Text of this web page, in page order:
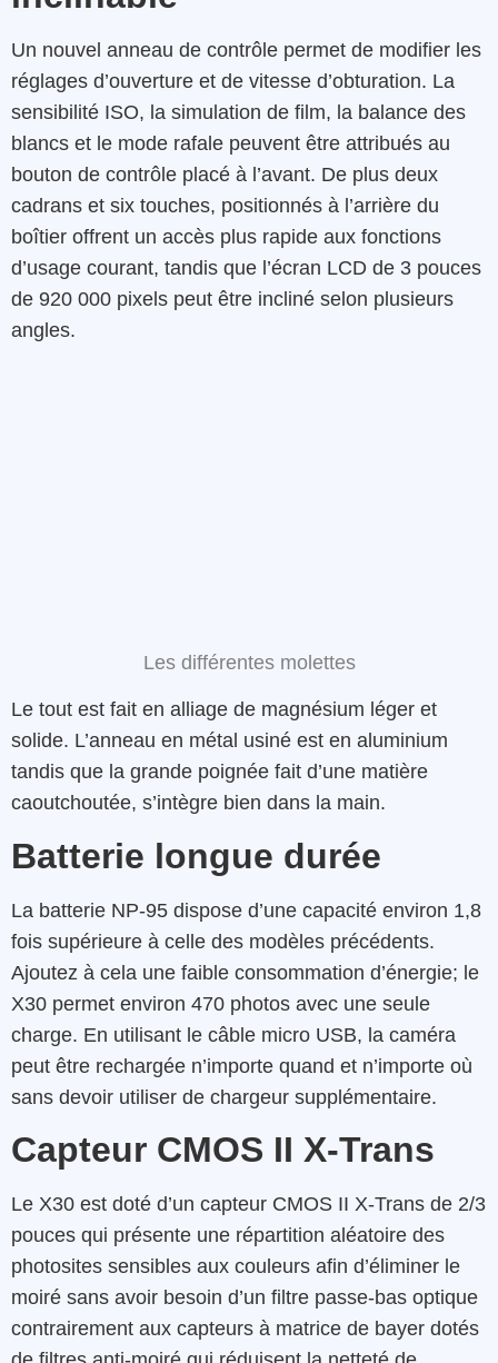
Un nouvel anneau de contrôle permet de modifier les
réglages d’ouverture et de vitesse d’obturation. La
sensibilité ISO, la simulation de film, la balance des
blancs et le mode rafale peuvent être attribués au
bouton de contrôle placé à l’avant. De plus deux
cadrans et six touches, positionnés à l’arrière du
boîtier offrent un accès plus rapide aux fonctions
d’usage courant, tandis que l’écran LCD de 3 pouces
de 920 000 pixels peut être incliné selon plusieurs
angles.
Les différentes molettes
Le tout est fait en alliage de magnésium léger et
solide. L’anneau en métal usiné est en aluminium
tandis que la grande poignée fait d’une matière
caoutchoutée, s’intègre bien dans la main.
Batterie longue durée
La batterie NP-95 dispose d’une capacité environ 1,8
fois supérieure à celle des modèles précédents.
Ajoutez à cela une faible consommation d’énergie; le
X30 permet environ 470 photos avec une seule
charge. En utilisant le câble micro USB, la caméra
peut être rechargée n’importe quand et n’importe où
sans devoir utiliser de chargeur supplémentaire.
Capteur CMOS II X-Trans
Le X30 est doté d’un capteur CMOS II X-Trans de 2/3
pouces qui présente une répartition aléatoire des
photosites sensibles aux couleurs afin d’éliminer le
moiré sans avoir besoin d’un filtre passe-bas optique
contrairement aux capteurs à matrice de bayer dotés